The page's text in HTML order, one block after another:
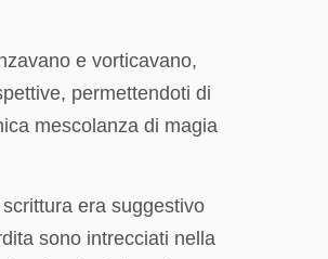
e vorticavano,
permettendoti di
mescolanza di magia
era suggestivo
sono intrecciati nella